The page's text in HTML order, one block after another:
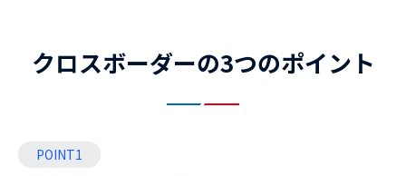
クロスボーダーの3つのポイント
POINT1